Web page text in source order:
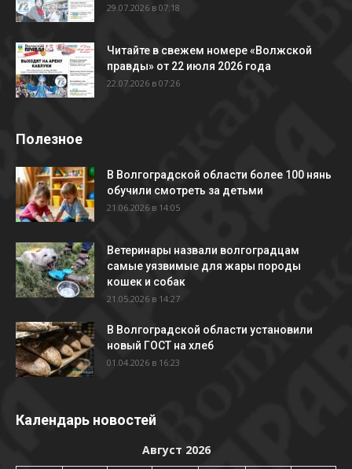
29.07.2026 в 07:18
Читайте в свежем номере «Волжской
правды» от 22 июля 2026 года
22.07.2026 в 07:26
Полезное
В Волгоградской области более 100 нянь
обучили смотреть за детьми
21.06.2026 в 14:05
Ветеринары назвали волгоградцам
самые уязвимые для жары породы
кошек и собак
21.05.2026 в 14:27
В Волгоградской области установили
новый ГОСТ на хлеб
01.04.2026 в 16:23
Календарь новостей
Август 2026